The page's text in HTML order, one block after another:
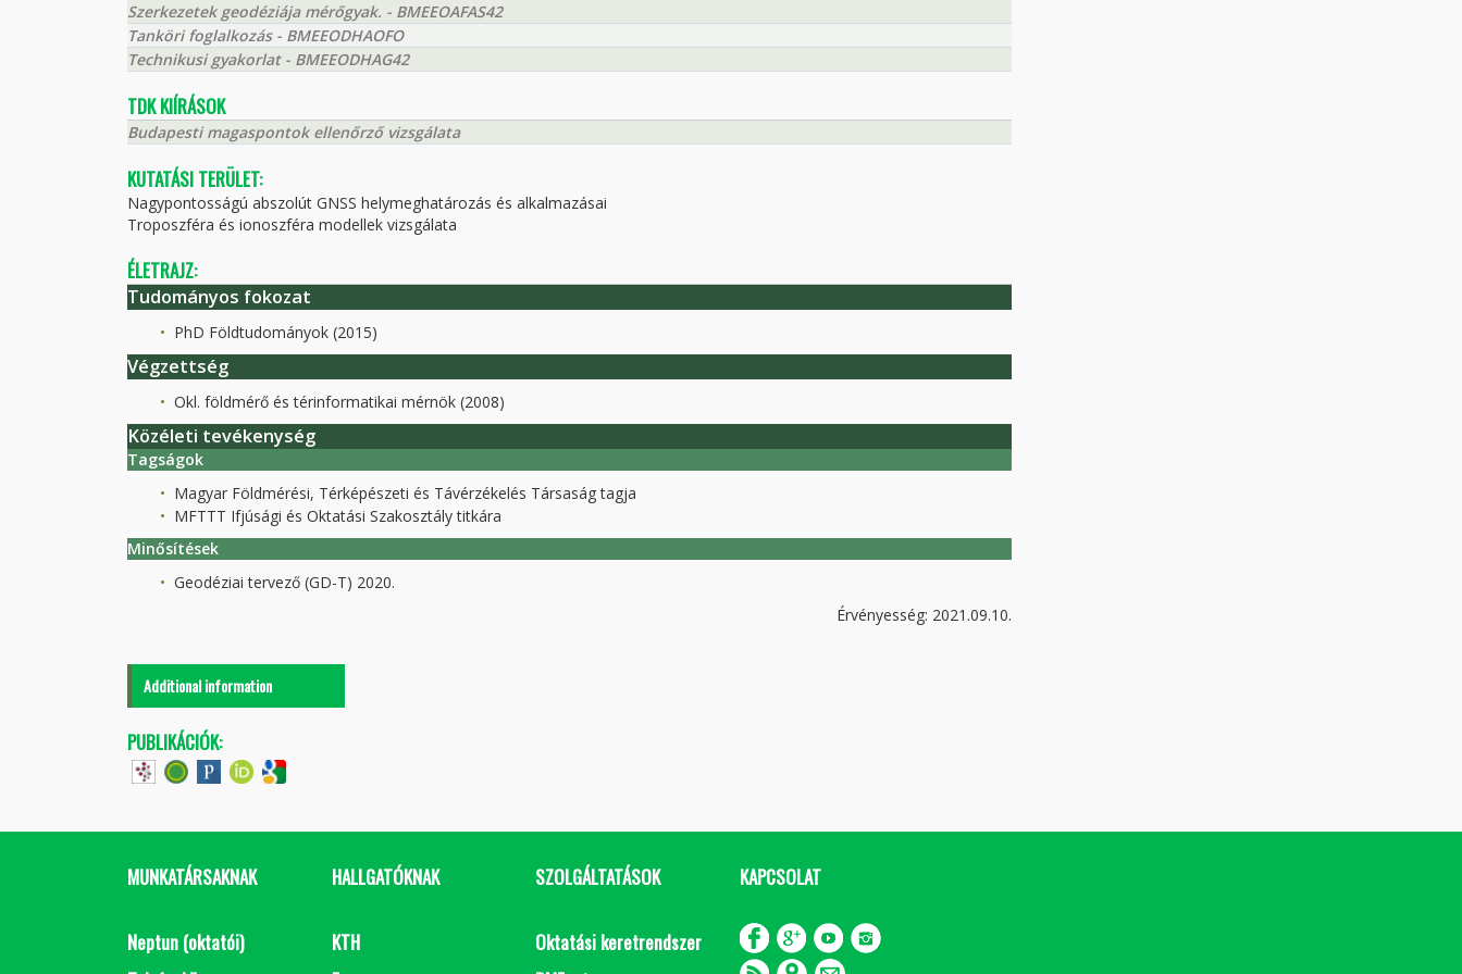
Szerkezetek geodéziája mérőgyak. - BMEEOAFAS42
Tanköri foglalkozás - BMEEODHAOFO
Technikusi gyakorlat - BMEEODHAG42
TDK KIÍRÁSOK
Budapesti magaspontok ellenőrző vizsgálata
KUTATÁSI TERÜLET:
Nagypontosságú abszolút GNSS helymeghatározás és alkalmazásai
Troposzféra és ionoszféra modellek vizsgálata
ÉLETRAJZ:
Tudományos fokozat
PhD Földtudományok (2015)
Végzettség
Okl. földmérő és térinformatikai mérnök (2008)
Közéleti tevékenység
Tagságok
Magyar Földmérési, Térképészeti és Távérzékelés Társaság tagja
MFTTT Ifjúsági és Oktatási Szakosztály titkára
Minősítések
Geodéziai tervező (GD-T) 2020.
Érvényesség: 2021.09.10.
Additional information
PUBLIKÁCIÓK:
MUNKATÁRSAKNAK
Neptun (oktatói)
HALLGATÓKNAK
KTH
SZOLGÁLTATÁSOK
Oktatási keretrendszer
KAPCSOLAT